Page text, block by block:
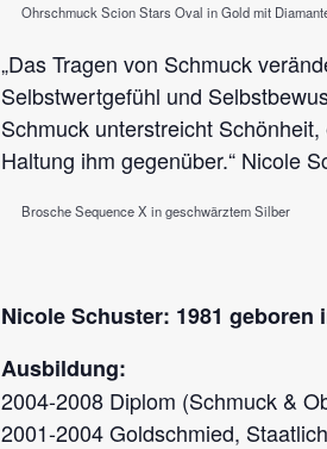
Ohrschmuck Scion Stars Oval in Gold mit
„Das Tragen von Schmuck
Selbstwertgefühl und
Schmuck unterstreicht
Haltung ihm gegenüber.“ Nicole
Brosche Sequence X in geschwärztem Silber
Nicole Schuster: 1981
Ausbildung:
2004-2008 Diplom (Schmuck &
2001-2004 Goldschmied,